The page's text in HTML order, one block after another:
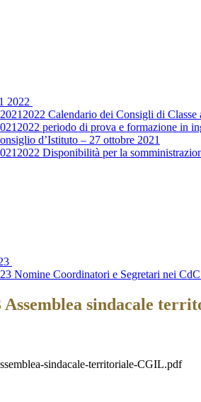
2022
Calendario dei Consigli di Classe
periodo di prova e formazione in
d’Istituto – 27 ottobre 2021
Disponibilità per la
Nomine Coordinatori e Segretari nei
Assemblea sindacale
sindacale-territoriale-CGIL.pdf